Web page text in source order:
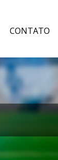
CONTATO